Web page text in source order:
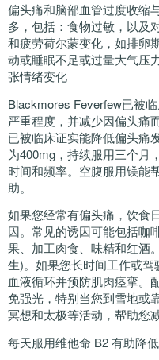
偏头痛和脑部血管过度收缩
多，包括：食物过敏，以及
和疲劳荷尔蒙变化，如排卵
动或睡眠不足或过量大气压
张情绪变化
Blackmores Feverfew已被
严重程度，并减少因偏头痛
已被临床证实能降低偏头痛
为400mg，持续服用三个月
时间和频率。空腹服用镁能
助。
如果您经常有偏头痛，饮食
因。常见的诱因可能包括咖
果、加工肉食、味精和红酒
生)。如果您长时间工作或
血液循环并预防肌肉痉挛。
免强光，特别当您到雪地或
冥想和太极等活动，帮助您
每天服用维他命 B2 有助降